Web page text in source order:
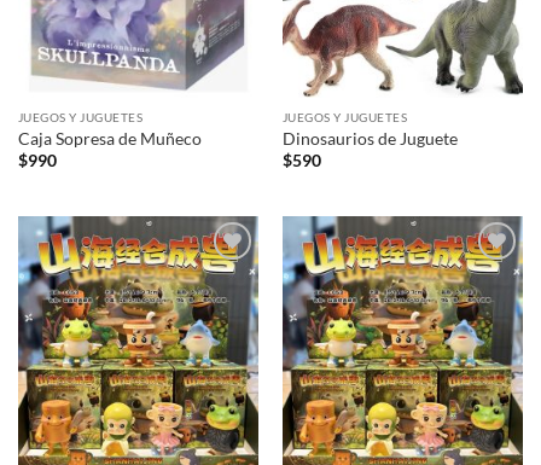
JUEGOS Y JUGUETES
Caja Sopresa de Muñeco
$990
JUEGOS Y JUGUETES
Dinosaurios de Juguete
$590
Añadir
a la
lista de
deseos
Añadir
a la
lista de
deseos